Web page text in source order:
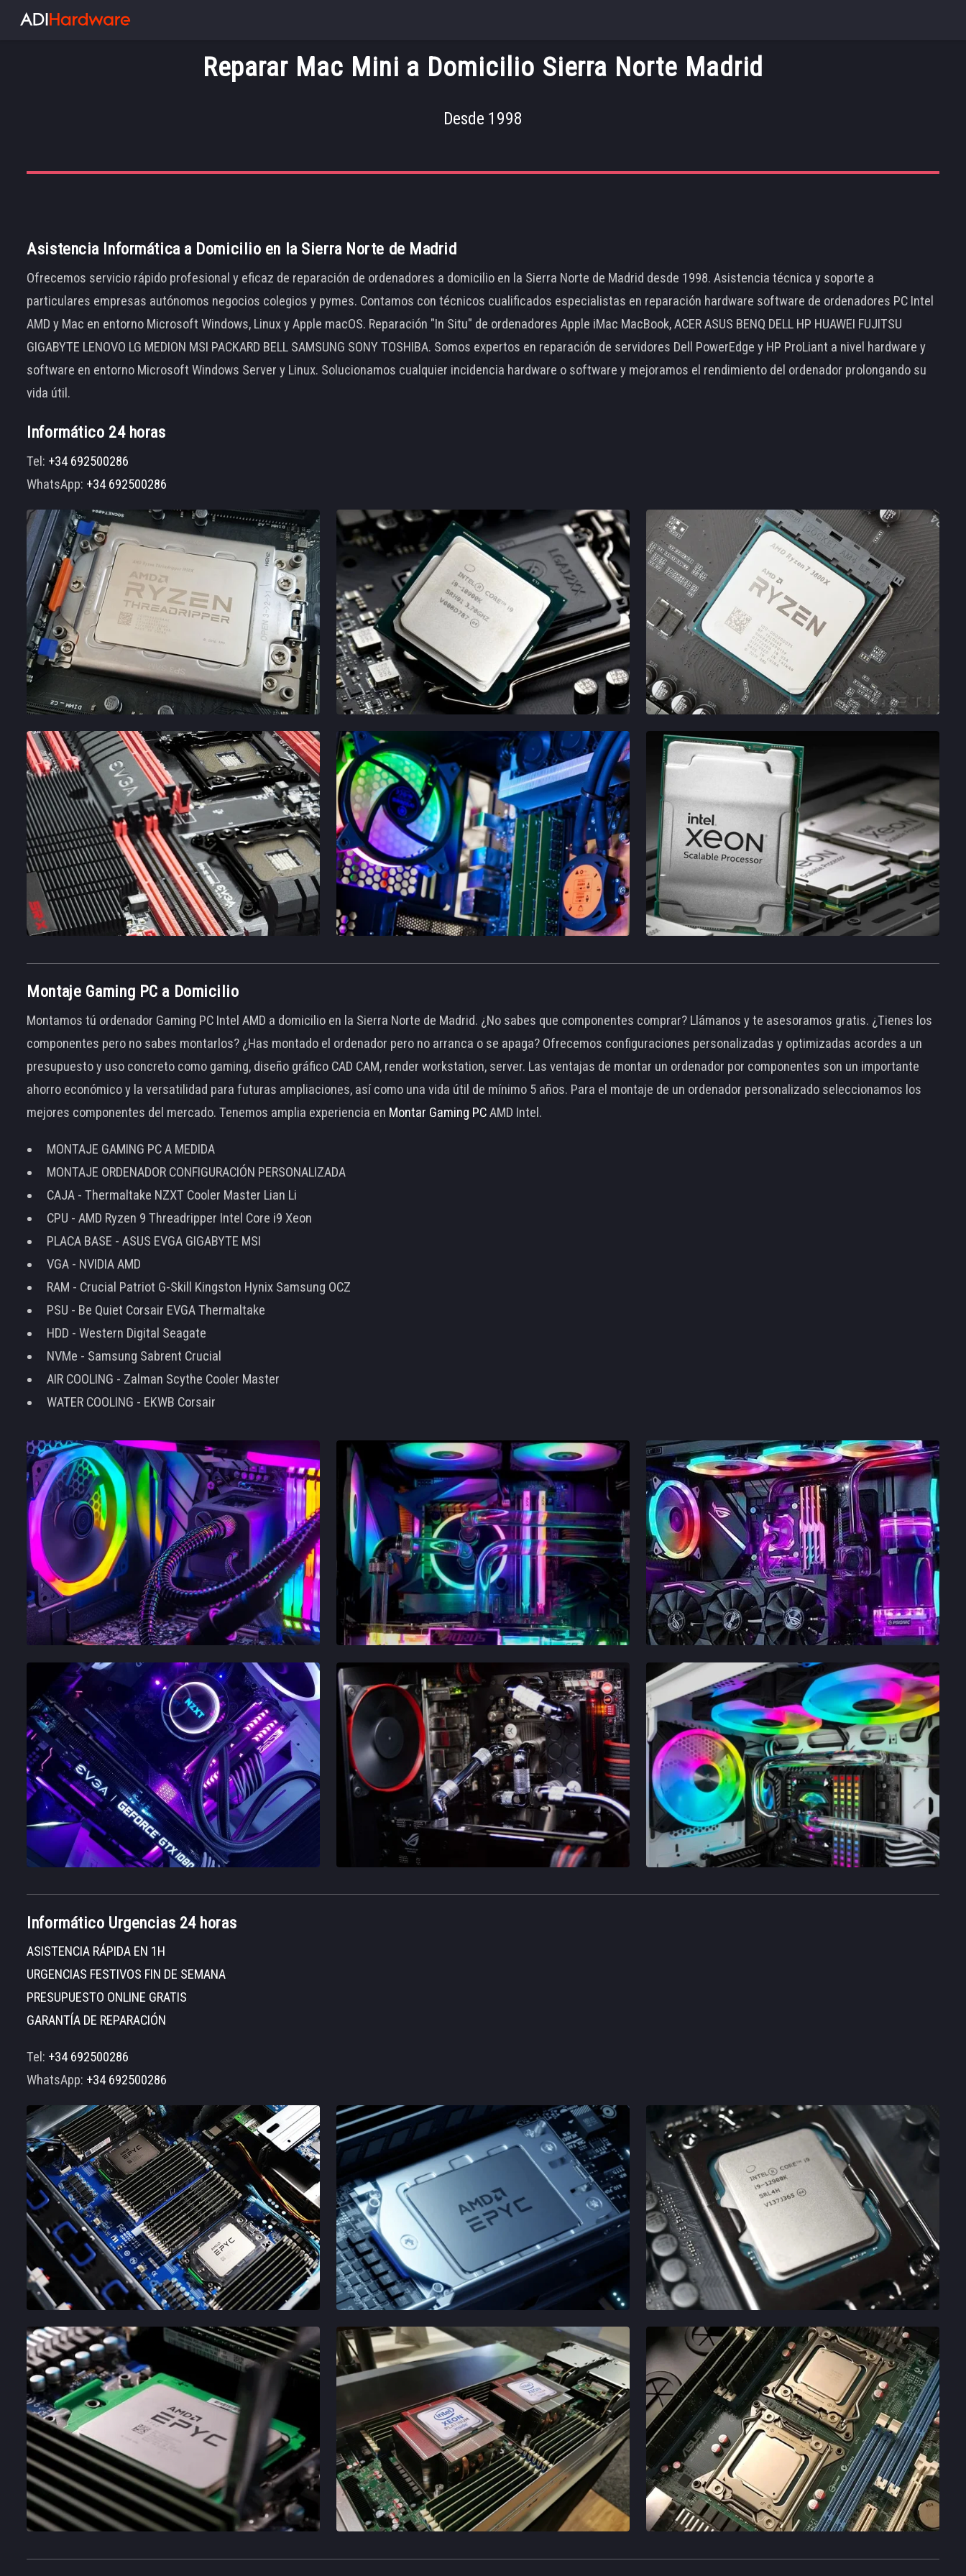
Reparar Mac Mini a Domicilio Sierra Norte Madrid
Desde 1998
Asistencia Informática a Domicilio en la Sierra Norte de Madrid
Ofrecemos servicio rápido profesional y eficaz de reparación de ordenadores a domicilio en la Sierra Norte de Madrid desde 1998. Asistencia técnica y soporte a
particulares empresas autónomos negocios colegios y pymes. Contamos con técnicos cualificados especialistas en reparación hardware software de ordenadores PC Intel
AMD y Mac en entorno Microsoft Windows, Linux y Apple macOS. Reparación "In Situ" de ordenadores Apple iMac MacBook, ACER ASUS BENQ DELL HP HUAWEI FUJITSU
GIGABYTE LENOVO LG MEDION MSI PACKARD BELL SAMSUNG SONY TOSHIBA. Somos expertos en reparación de servidores Dell PowerEdge y HP ProLiant a nivel hardware y
software en entorno Microsoft Windows Server y Linux. Solucionamos cualquier incidencia hardware o software y mejoramos el rendimiento del ordenador prolongando su
vida útil.
Informático 24 horas
Tel: +34 692500286
WhatsApp: +34 692500286
Montaje Gaming PC a Domicilio
Montamos tú ordenador Gaming PC Intel AMD a domicilio en la Sierra Norte de Madrid. ¿No sabes que componentes comprar? Llámanos y te asesoramos gratis. ¿Tienes los
componentes pero no sabes montarlos? ¿Has montado el ordenador pero no arranca o se apaga? Ofrecemos configuraciones personalizadas y optimizadas acordes a un
presupuesto y uso concreto como gaming, diseño gráfico CAD CAM, render workstation, server. Las ventajas de montar un ordenador por componentes son un importante
ahorro económico y la versatilidad para futuras ampliaciones, así como una vida útil de mínimo 5 años. Para el montaje de un ordenador personalizado seleccionamos los
mejores componentes del mercado. Tenemos amplia experiencia en Montar Gaming PCAMD Intel.
MONTAJE GAMING PC A MEDIDA
MONTAJE ORDENADOR CONFIGURACIÓN PERSONALIZADA
CAJA - Thermaltake NZXT Cooler Master Lian Li
CPU - AMD Ryzen 9 Threadripper Intel Core i9 Xeon
PLACA BASE - ASUS EVGA GIGABYTE MSI
VGA - NVIDIA AMD
RAM - Crucial Patriot G-Skill Kingston Hynix Samsung OCZ
PSU - Be Quiet Corsair EVGA Thermaltake
HDD - Western Digital Seagate
NVMe - Samsung Sabrent Crucial
AIR COOLING - Zalman Scythe Cooler Master
WATER COOLING - EKWB Corsair
Informático Urgencias 24 horas
ASISTENCIA RÁPIDA EN 1H
URGENCIAS FESTIVOS FIN DE SEMANA
PRESUPUESTO ONLINE GRATIS
GARANTÍA DE REPARACIÓN
Tel: +34 692500286
WhatsApp: +34 692500286